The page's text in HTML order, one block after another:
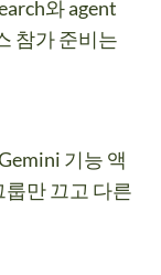
와 agent
참가 준비는
기능 액
만 끄고 다른